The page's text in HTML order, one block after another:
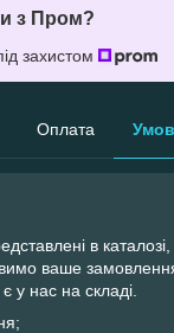
з Пром?
захистом
Оплата
в
ваше
є у ​​нас на складі.